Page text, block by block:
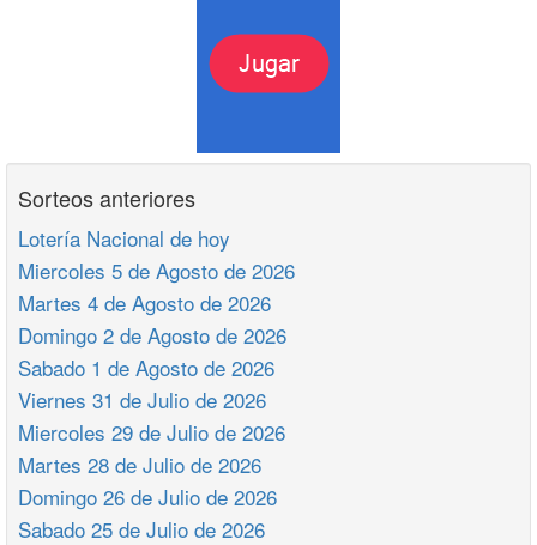
Sorteos anteriores
Lotería Nacional de hoy
Miercoles 5 de Agosto de 2026
Martes 4 de Agosto de 2026
Domingo 2 de Agosto de 2026
Sabado 1 de Agosto de 2026
Viernes 31 de Julio de 2026
Miercoles 29 de Julio de 2026
Martes 28 de Julio de 2026
Domingo 26 de Julio de 2026
Sabado 25 de Julio de 2026